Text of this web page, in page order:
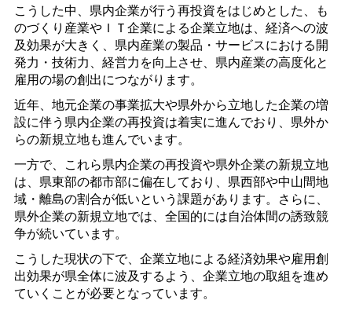
こうした中、県内企業が行う再投資をはじめとした、も
のづくり産業やＩＴ企業による企業立地は、経済への波
及効果が大きく、県内産業の製品・サービスにおける開
発力・技術力、経営力を向上させ、県内産業の高度化と
雇用の場の創出につながります。
近年、地元企業の事業拡大や県外から立地した企業の増
設に伴う県内企業の再投資は着実に進んでおり、県外か
らの新規立地も進んでいます。
一方で、これら県内企業の再投資や県外企業の新規立地
は、県東部の都市部に偏在しており、県西部や中山間地
域・離島の割合が低いという課題があります。さらに、
県外企業の新規立地では、全国的には自治体間の誘致競
争が続いています。
こうした現状の下で、企業立地による経済効果や雇用創
出効果が県全体に波及するよう、企業立地の取組を進め
ていくことが必要となっています。